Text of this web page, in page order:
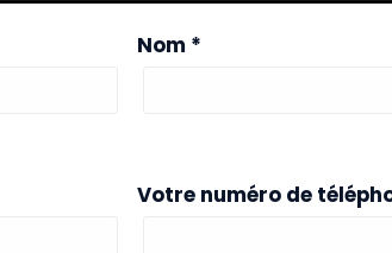
Nom *
Votre numéro de